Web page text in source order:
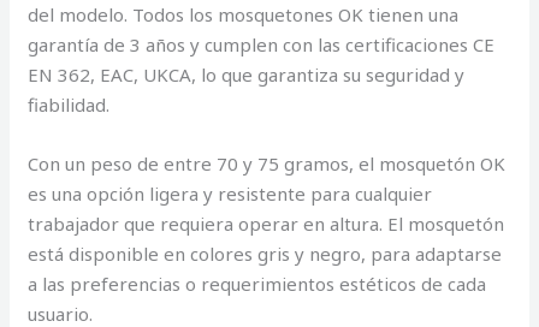
del modelo. Todos los mosquetones OK tienen una
garantía de 3 años y cumplen con las certificaciones CE
EN 362, EAC, UKCA, lo que garantiza su seguridad y
fiabilidad.
Con un peso de entre 70 y 75 gramos, el mosquetón OK
es una opción ligera y resistente para cualquier
trabajador que requiera operar en altura. El mosquetón
está disponible en colores gris y negro, para adaptarse
a las preferencias o requerimientos estéticos de cada
usuario.